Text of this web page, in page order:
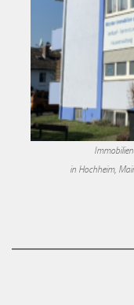
in Hochheim,